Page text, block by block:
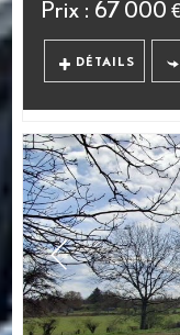
Prix : 67 000
DÉTAILS